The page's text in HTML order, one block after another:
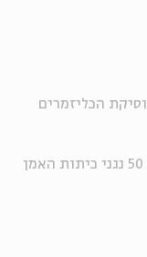
הכליזמרים
ותלמידים, בליווי 50 נגני כיתות האמן